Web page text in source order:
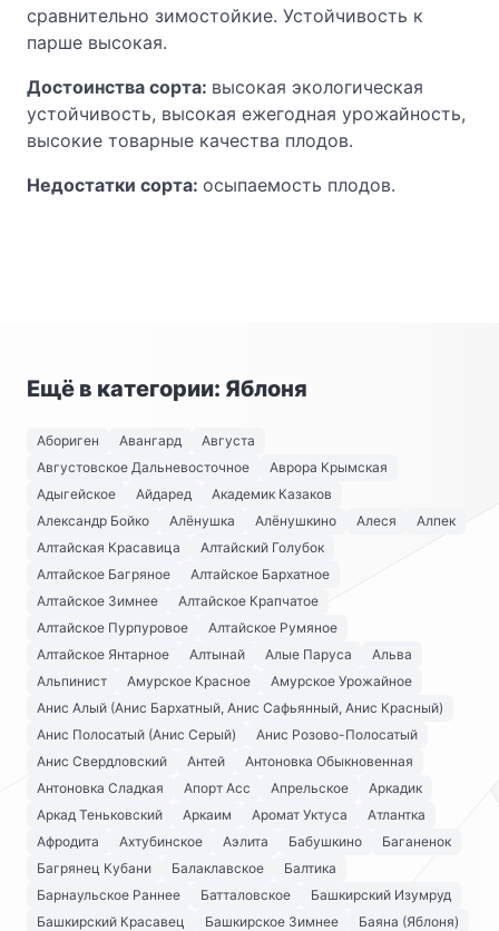
сравнительно зимостойкие. Устойчивость к
парше высокая.
Достоинства сорта: высокая экологическая
устойчивость, высокая ежегодная урожайность,
высокие товарные качества плодов.
Недостатки сорта: осыпаемость плодов.
Ещё в категории: Яблоня
Абориген Авангард
Августа
Августовское Дальневосточное
Аврора Крымская
Адыгейское
Айдаред
Академик Казаков
Александр Бойко
Алёнушка Алёнушкино Алеся
Алпек
Алтайская Красавица
Алтайский Голубок
Алтайское Багряное
Алтайское Бархатное
Алтайское Зимнее
Алтайское Крапчатое
Алтайское Пурпуровое
Алтайское Румяное
Алтайское Янтарное
Алтынай Алые Паруса
Альва
Альпинист
Амурское Красное
Амурское Урожайное
Анис Алый (Анис Бархатный, Анис Сафьянный, Анис Красный)
Анис Полосатый (Анис Серый)
Анис Розово-Полосатый
Анис Свердловский
Антей
Антоновка Обыкновенная
Антоновка Сладкая
Апорт Асс Апрельское
Аркадик
Аркад Теньковский
Аркаим Аромат Уктуса
Атлантка
Афродита
Ахтубинское Аэлита Бабушкино
Баганенок
Багрянец Кубани
Балаклавское
Балтика
Барнаульское Раннее
Батталовское
Башкирский Изумруд
Башкирский Красавец
Башкирское Зимнее
Баяна (Яблоня)